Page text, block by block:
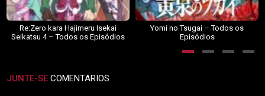
Re:Zero kara Hajimeru Isekai
Seikatsu 4 – Todos os Episódios
Yomi no Tsugai – Todos os
Episódios
JUNTE-SE COMENTARIOS